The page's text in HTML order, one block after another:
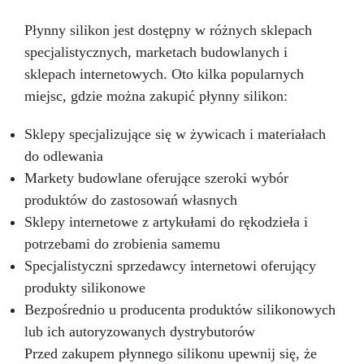
Mold Dane techniczne: Kolor: Przeźroczysty
Gęstość (g/cm³): 1,08 Lepkość (mPa·s): Część
A: 5000±1000 Część B: 4500±1000 Proporcje
mieszania (A:B): 1:1 (waga) Czas pracy (25 °C):
30–40 minut Czas utwardzania (25 °C): 3–5
godzin Twardość Shore A: 10±2 Wydłużenie (%):
Instrukcje użycia i wskazówki techniczne
Przygotowanie mieszanki: Wymieszaj część A
(przeźroczystą) z częścią B (przeźroczystą) w
proporcji 1:1 wagowo. Na przykład 100 g części
A z 100 g części B. Użyj precyzyjnej wagi.
Naczynie do mieszania: Czyste, suche i wolne
od tłuszczu. Mieszanie: Mieszaj powoli czystą
szpatułką, zbierając mieszankę z boków i dna
naczynia, aby uzyskać jednorodną masę. Unikaj
powstawania pęcherzyków powietrza.
Wlewanie: Wlej silikon powoli z jednego punktu,
pozwalając materiałowi naturalnie wypełnić
formę bez powietrza. Odpowietrzanie
Płynny silikon jest dostępny w różnych sklepach
specjalistycznych, marketach budowlanych i
sklepach internetowych. Oto kilka popularnych
miejsc, gdzie można zakupić płynny silikon:
Sklepy specjalizujące się w żywicach i materiałach
do odlewania
Markety budowlane oferujące szeroki wybór
produktów do zastosowań własnych
Sklepy internetowe z artykułami do rękodzieła i
potrzebami do zrobienia samemu
Specjalistyczni sprzedawcy internetowi oferujący
produkty silikonowe
Bezpośrednio u producenta produktów silikonowych
lub ich autoryzowanych dystrybutorów
Przed zakupem płynnego silikonu upewnij się, że